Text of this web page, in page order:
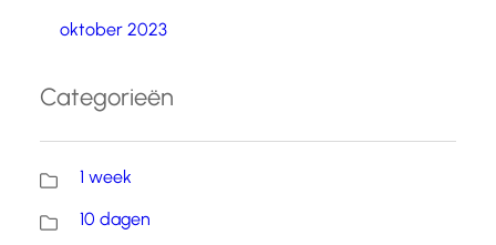
oktober 2023
Categorieën
1 week
10 dagen